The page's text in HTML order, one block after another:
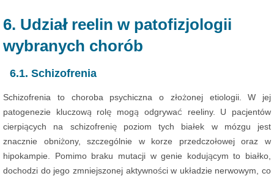
6. Udział reelin w patofizjologii
wybranych chorób
6.1. Schizofrenia
Schizofrenia to choroba psychiczna o złożonej etiologii. W jej
patogenezie kluczową rolę mogą odgrywać reeliny. U pacjentów
cierpiących na schizofrenię poziom tych białek w mózgu jest
znacznie obniżony, szczególnie w korze przedczołowej oraz w
hipokampie. Pomimo braku mutacji w genie kodującym to białko,
dochodzi do jego zmniejszonej aktywności w układzie nerwowym, co